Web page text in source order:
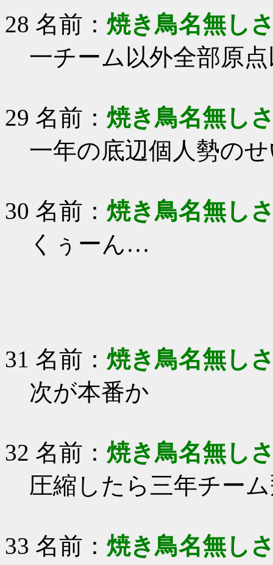
28 名前： 焼き鳥名無し
一チーム以外全部原
29 名前： 焼き鳥名無し
一年の底辺個人勢の
30 名前： 焼き鳥名無し
くぅーん…
31 名前： 焼き鳥名無し
次が本番か
32 名前： 焼き鳥名無し
圧縮したら三年チー
33 名前： 焼き鳥名無し